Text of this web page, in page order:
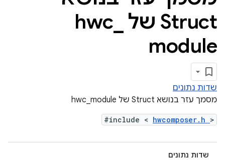
Struct של hwc
module
שדות נתונים
מסמך עזר בנושא Struct של hwc_module
#include < hwcomposer.h >
שדות נתונים